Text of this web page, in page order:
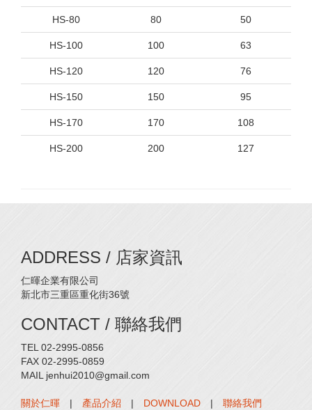
HS-80 80 50
HS-100 100 63
HS-120 120 76
HS-150 150 95
HS-170 170 108
HS-200 200 127
ADDRESS / 店家資訊
仁暉企業有限公司
新北市三重區重化街36號
CONTACT / 聯絡我們
TEL 02-2995-0856
FAX 02-2995-0859
MAIL jenhui2010@gmail.com
關於仁暉 | 產品介紹 | DOWNLOAD | 聯絡我們